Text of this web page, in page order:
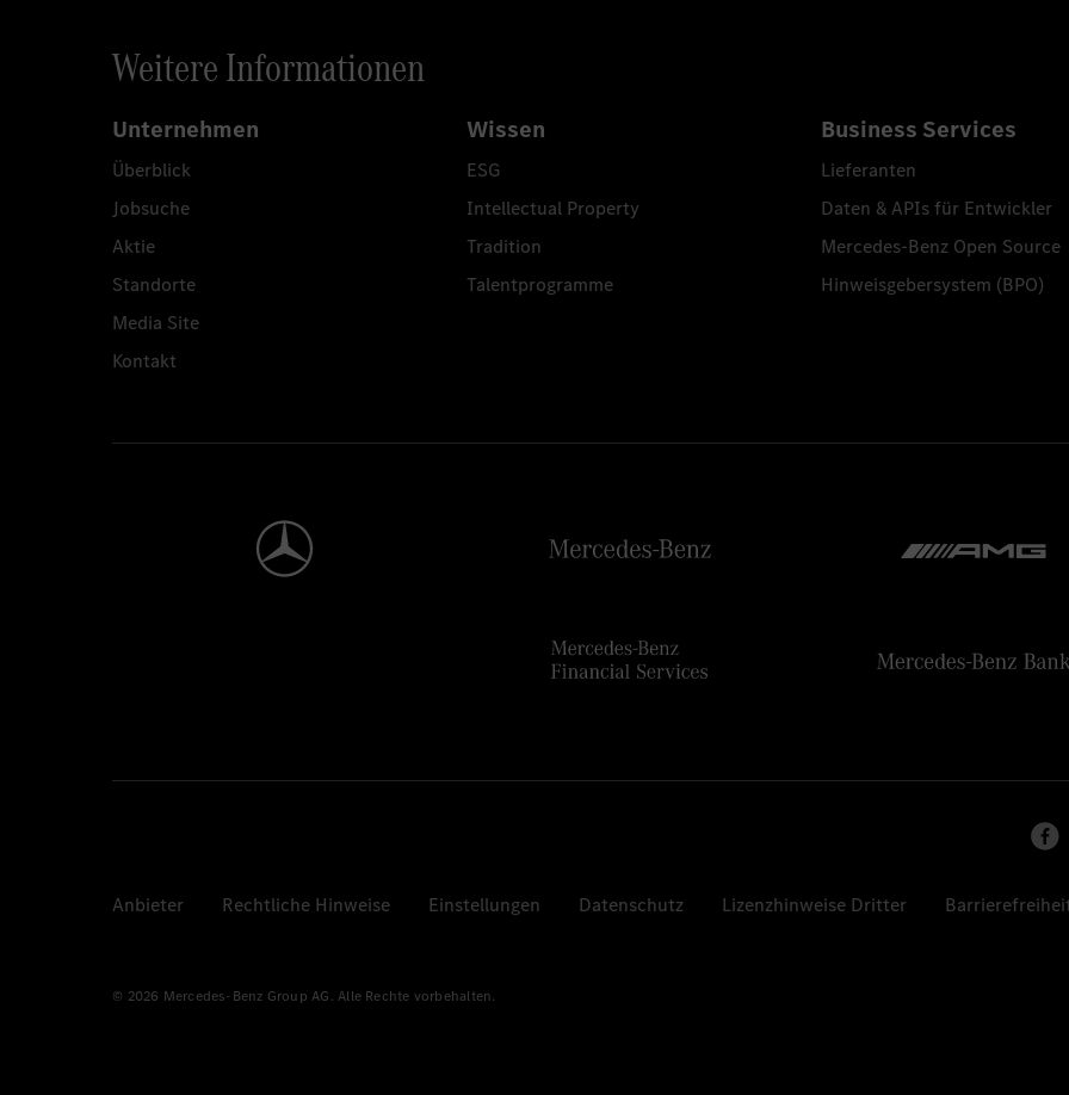
Weitere Informationen
Unternehmen
Überblick
Jobsuche
Aktie
Standorte
Media Site
Kontakt
Wissen
ESG
Intellectual Property
Tradition
Talentprogramme
Business Services
Lieferanten
Daten & APIs für Entwickler
Mercedes-Benz Open Source
Hinweisgebersystem (BPO)
Anbieter Rechtliche Hinweise Einstellungen Datenschutz Lizenzhinweise Dritter
© 2026 Mercedes-Benz Group AG. Alle Rechte vorbehalten.